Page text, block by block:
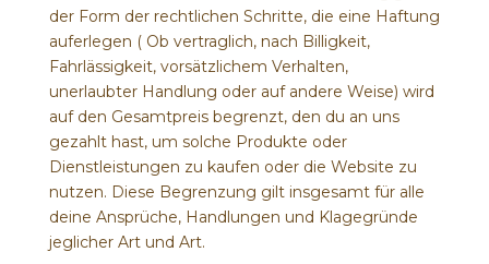
der Form der rechtlichen Schritte, die eine Haftung
auferlegen ( Ob vertraglich, nach Billigkeit,
Fahrlässigkeit, vorsätzlichem Verhalten,
unerlaubter Handlung oder auf andere Weise) wird
auf den Gesamtpreis begrenzt, den du an uns
gezahlt hast, um solche Produkte oder
Dienstleistungen zu kaufen oder die Website zu
nutzen. Diese Begrenzung gilt insgesamt für alle
deine Ansprüche, Handlungen und Klagegründe
jeglicher Art und Art.